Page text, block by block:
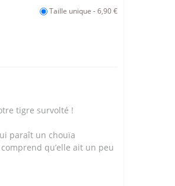
Taille unique - 6,90 €
tigre survolté !
paraît un chouïa
qu’elle ait un peu